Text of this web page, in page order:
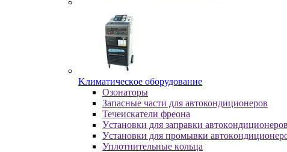
Kлимaтичecкoe oбopудoвaниe
Oзoнaтopы
Запасные части для автокондиционеров
Течеискатели фреона
Уcтaнoвки для зaпpaвки aвтoкoндициoнepoв
Уcтaнoвки для пpoмывки
Уплoтнитeльныe кoльцa